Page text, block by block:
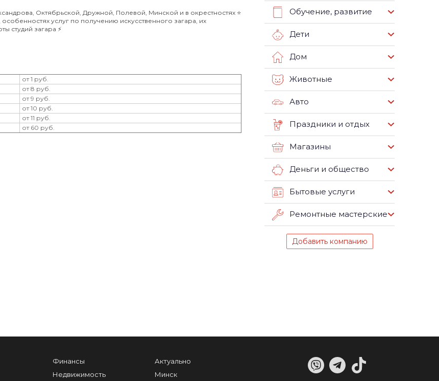
Октябрьской, Дружной, Полевой, Минской и в окрестностях ⭐️
услуг по получению искусственного загара, их
студий загара ⚡️
от 1 руб.
от 8 руб.
от 9 руб.
от 10 руб.
от 11 руб.
от 60 руб.
Обучение, развитие
Дети
Дом
Животные
Авто
Праздники и отдых
Магазины
Деньги и общество
Бытовые услуги
Ремонтные мастерские
Добавить компанию
Финансы
Недвижимость
Актуально
Минск